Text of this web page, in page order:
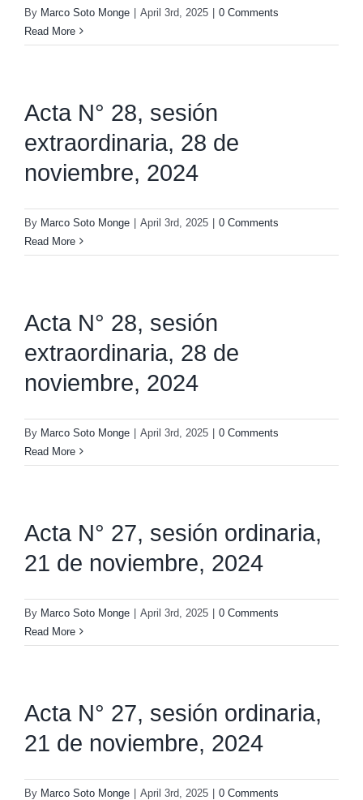
By Marco Soto Monge April 3rd, 2025
0 Comments
Read More
Acta N° 28, sesión
extraordinaria, 28 de
noviembre, 2024
By Marco Soto Monge April 3rd, 2025
0 Comments
Read More
Acta N° 28, sesión
extraordinaria, 28 de
noviembre, 2024
By Marco Soto Monge April 3rd, 2025
0 Comments
Read More
Acta N° 27, sesión ordinaria,
21 de noviembre, 2024
By Marco Soto Monge April 3rd, 2025
0 Comments
Read More
Acta N° 27, sesión ordinaria,
21 de noviembre, 2024
By Marco Soto Monge April 3rd, 2025
0 Comments